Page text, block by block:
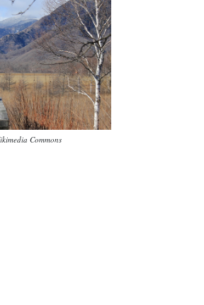
Commons